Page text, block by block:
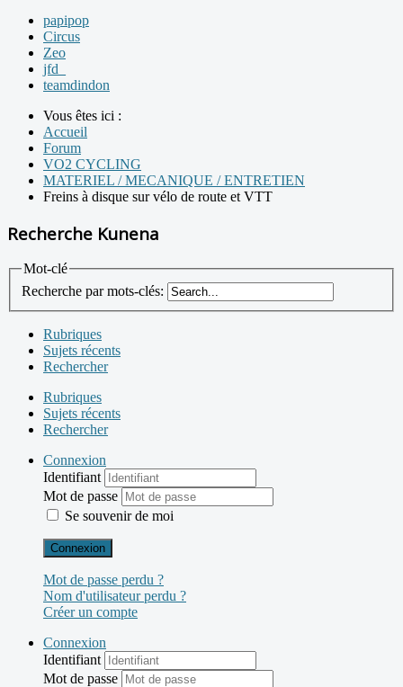
papipop
Circus
Zeo
jfd_
teamdindon
Vous êtes ici :
Accueil
Forum
VO2 CYCLING
MATERIEL / MECANIQUE / ENTRETIEN
Freins à disque sur vélo de route et VTT
Recherche Kunena
Mot-clé
Recherche par mots-clés:
Rubriques
Sujets récents
Rechercher
Rubriques
Sujets récents
Rechercher
Connexion
Identifiant
Mot de passe
Se souvenir de moi
Connexion
Mot de passe perdu ?
Nom d'utilisateur perdu ?
Créer un compte
Connexion
Identifiant
Mot de passe